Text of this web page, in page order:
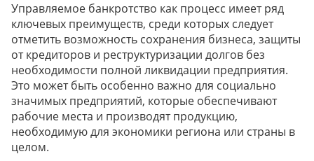
Управляемое банкротство как процесс имеет ряд
ключевых преимуществ, среди которых следует
отметить возможность сохранения бизнеса, защиты
от кредиторов и реструктуризации долгов без
необходимости полной ликвидации предприятия.
Это может быть особенно важно для социально
значимых предприятий, которые обеспечивают
рабочие места и производят продукцию,
необходимую для экономики региона или страны в
целом.